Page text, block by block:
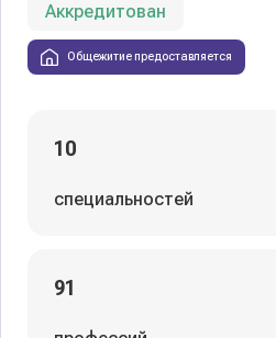
Аккредитован
Общежитие предоставляется
10
специальностей
91